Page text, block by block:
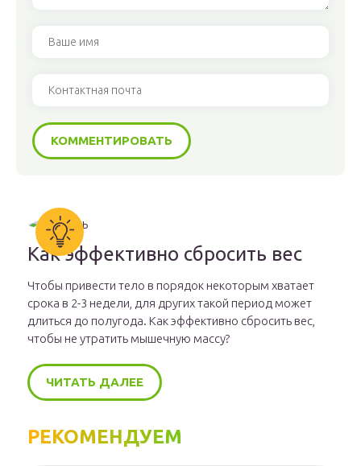
Как эффективно сбросить вес
Чтобы привести тело в порядок некоторым хватает
срока в 2-3 недели, для других такой период может
длиться до полугода. Как эффективно сбросить вес,
чтобы не утратить мышечную массу?
ЧИТАТЬ ДАЛЕЕ
РЕКОМЕНДУЕМ